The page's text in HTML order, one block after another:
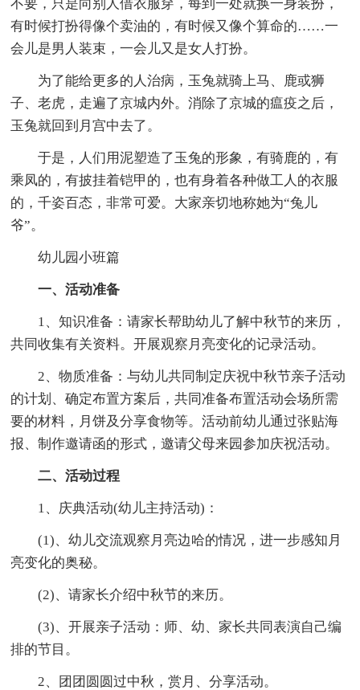
不要，只是向别人借衣服穿，每到一处就换一身装扮，
有时候打扮得像个卖油的，有时候又像个算命的……一
会儿是男人装束，一会儿又是女人打扮。
为了能给更多的人治病，玉兔就骑上马、鹿或狮
子、老虎，走遍了京城内外。消除了京城的瘟疫之后，
玉兔就回到月宫中去了。
于是，人们用泥塑造了玉兔的形象，有骑鹿的，有
乘凤的，有披挂着铠甲的，也有身着各种做工人的衣服
的，千姿百态，非常可爱。大家亲切地称她为“兔儿
爷”。
幼儿园小班篇
一、活动准备
1、知识准备：请家长帮助幼儿了解中秋节的来历，
共同收集有关资料。开展观察月亮变化的记录活动。
2、物质准备：与幼儿共同制定庆祝中秋节亲子活动
的计划、确定布置方案后，共同准备布置活动会场所需
要的材料，月饼及分享食物等。活动前幼儿通过张贴海
报、制作邀请函的形式，邀请父母来园参加庆祝活动。
二、活动过程
1、庆典活动(幼儿主持活动)：
(1)、幼儿交流观察月亮边哈的情况，进一步感知月
亮变化的奥秘。
(2)、请家长介绍中秋节的来历。
(3)、开展亲子活动：师、幼、家长共同表演自己编
排的节目。
2、团团圆圆过中秋，赏月、分享活动。